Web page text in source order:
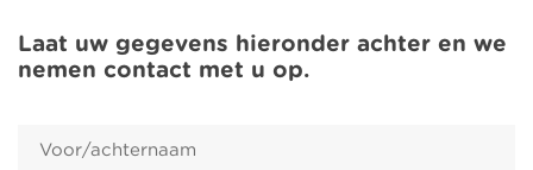
Laat uw gegevens hieronder achter en we
nemen contact met u op.